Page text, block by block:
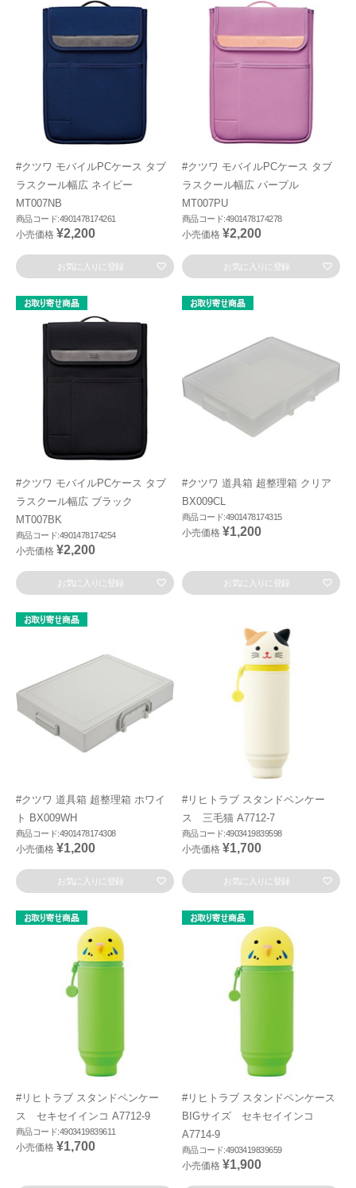
#クツワ モバイルPCケース タブ
ラスクール幅広 ネイビー
MT007NB
商品コード:4901478174261
小売価格 ¥2,200
お気に入りに登録
#クツワ モバイルPCケース タブ
ラスクール幅広 パープル
MT007PU
商品コード:4901478174278
小売価格 ¥2,200
お気に入りに登録
#クツワ モバイルPCケース タブ
ラスクール幅広 ブラック
MT007BK
商品コード:4901478174254
小売価格 ¥2,200
お気に入りに登録
#クツワ 道具箱 超整理箱 クリア
BX009CL
商品コード:4901478174315
小売価格 ¥1,200
お気に入りに登録
#クツワ 道具箱 超整理箱 ホワイ
ト BX009WH
商品コード:4901478174308
小売価格 ¥1,200
お気に入りに登録
#リヒトラブ スタンドペンケー
ス 三毛猫 A7712-7
商品コード:4903419839598
小売価格 ¥1,700
お気に入りに登録
#リヒトラブ スタンドペンケー
ス セキセイインコ A7712-9
商品コード:4903419839611
小売価格 ¥1,700
#リヒトラブ スタンドペンケース
BIGサイズ セキセイインコ
A7714-9
商品コード:4903419839659
小売価格 ¥1,900